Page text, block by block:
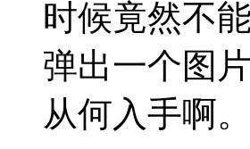
时候竟然不
弹出一个图
从何入手啊。